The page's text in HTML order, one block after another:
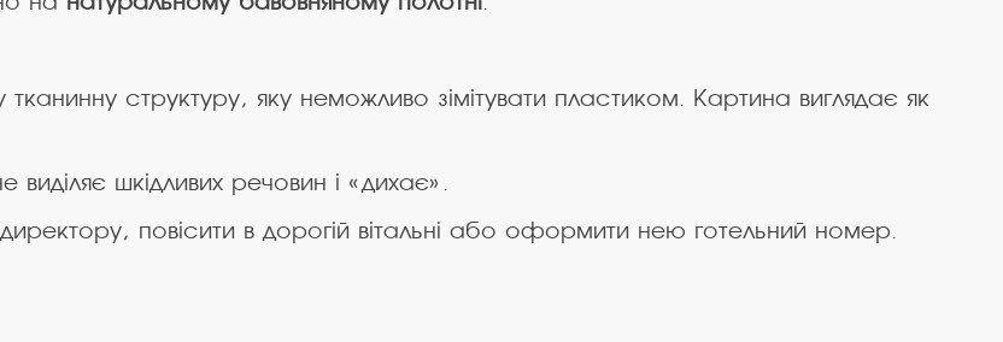
структуру, яку неможливо зімітувати пластиком. Картина виглядає як
шкідливих речовин і «дихає».
повісити в дорогій вітальні або оформити нею готельний номер.